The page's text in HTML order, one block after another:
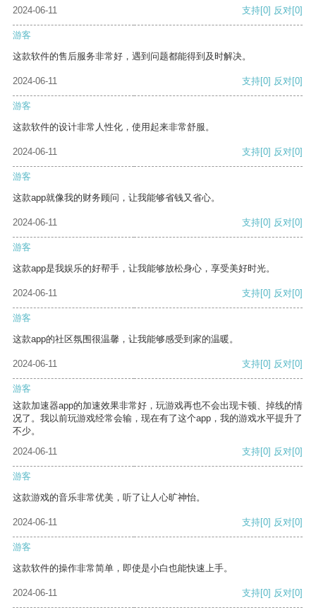
2024-06-11 支持[0] 反对[0]
游客
这款软件的售后服务非常好，遇到问题都能得到及时解决。
2024-06-11 支持[0] 反对[0]
游客
这款软件的设计非常人性化，使用起来非常舒服。
2024-06-11 支持[0] 反对[0]
游客
这款app就像我的财务顾问，让我能够省钱又省心。
2024-06-11 支持[0] 反对[0]
游客
这款app是我娱乐的好帮手，让我能够放松身心，享受美好时光。
2024-06-11 支持[0] 反对[0]
游客
这款app的社区氛围很温馨，让我能够感受到家的温暖。
2024-06-11 支持[0] 反对[0]
游客
这款加速器app的加速效果非常好，玩游戏再也不会出现卡顿、掉线的情
况了。我以前玩游戏经常会输，现在有了这个app，我的游戏水平提升了
不少。
2024-06-11
支持[0] 反对[0]
游客
这款游戏的音乐非常优美，听了让人心旷神怡。
2024-06-11 支持[0] 反对[0]
游客
这款软件的操作非常简单，即使是小白也能快速上手。
2024-06-11 支持[0] 反对[0]